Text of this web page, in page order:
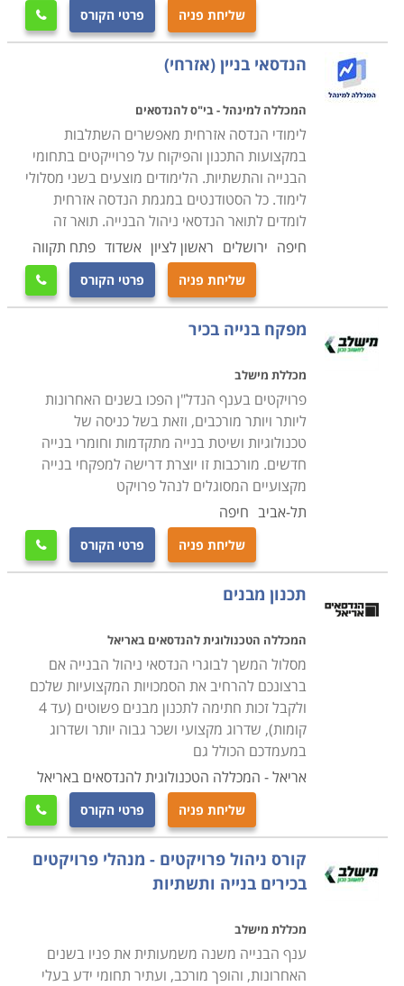
שליחת פניה פרטי הקורס 
הנדסאי בניין (אזרחי)
המכללה למינהל - בי"ס להנדסאים
לימודי הנדסה אזרחית מאפשרים השתלבות
במקצועות התכנון והפיקוח על פרוייקטים בתחומי
הבנייה והתשתיות. הלימודים מוצעים בשני מסלולי
לימוד. כל הסטודנטים במגמת הנדסה אזרחית
לומדים לתואר הנדסאי ניהול הבנייה. תואר זה
חיפה ירושלים ראשון לציון אשדוד פתח תקווה
שליחת פניה פרטי הקורס 
מפקח בנייה בכיר
מכללת מישלב
פרויקטים בענף הנדל"ן הפכו בשנים האחרונות
ליותר ויותר מורכבים, וזאת בשל כניסה של
טכנולוגיות ושיטת בנייה מתקדמות וחומרי בנייה
חדשים. מורכבות זו יוצרת דרישה למפקחי בנייה
מקצועיים המסוגלים לנהל פרויקט
תל-אביב חיפה
שליחת פניה פרטי הקורס 
תכנון מבנים
המכללה הטכנולוגית להנדסאים באריאל
מסלול המשך לבוגרי הנדסאי ניהול הבנייה אם
ברצונכם להרחיב את הסמכויות המקצועיות שלכם
ולקבל זכות חתימה לתכנון מבנים פשוטים (עד 4
קומות), שדרוג מקצועי ושכר גבוה יותר ושדרוג
במעמדכם הכולל גם
אריאל - המכללה הטכנולוגית להנדסאים באריאל
שליחת פניה פרטי הקורס 
קורס ניהול פרויקטים - מנהלי פרויקטים
בכירים בנייה ותשתיות
מכללת מישלב
ענף הבנייה משנה משמעותית את פניו בשנים
האחרונות, והופך מורכב, ועתיר תחומי ידע בעלי